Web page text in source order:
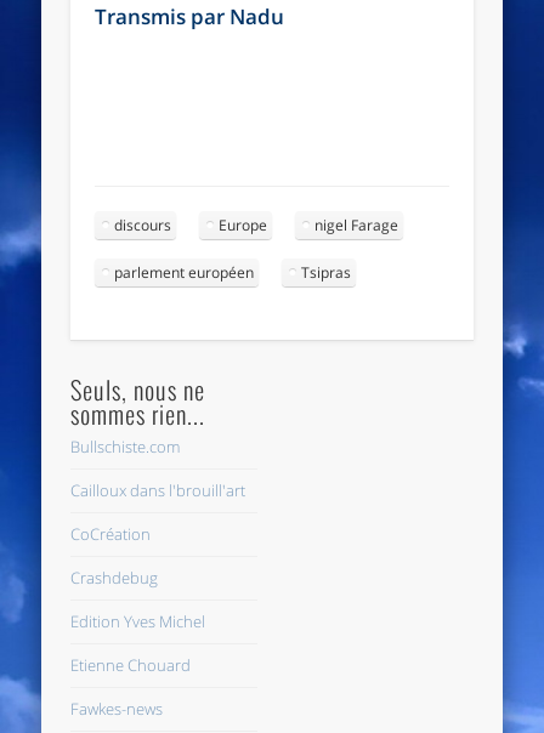
Transmis par Nadu
discours Europe nigel Farage
parlement européen Tsipras
Seuls, nous ne
sommes rien...
Bullschiste.com
Cailloux dans l'brouill'art
CoCréation
Crashdebug
Edition Yves Michel
Etienne Chouard
Fawkes-news